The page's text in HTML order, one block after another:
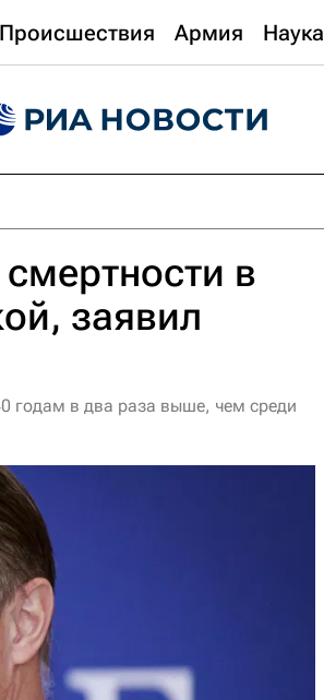
Происшествия Армия Наука
в
заявил
годам в два раза выше, чем среди